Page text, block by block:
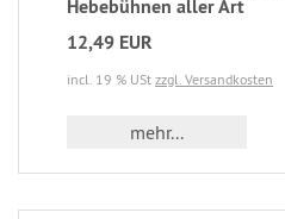
Hebebühnen aller Art
12,49 EUR
incl. 19 % USt zzgl. Versandkosten
mehr...